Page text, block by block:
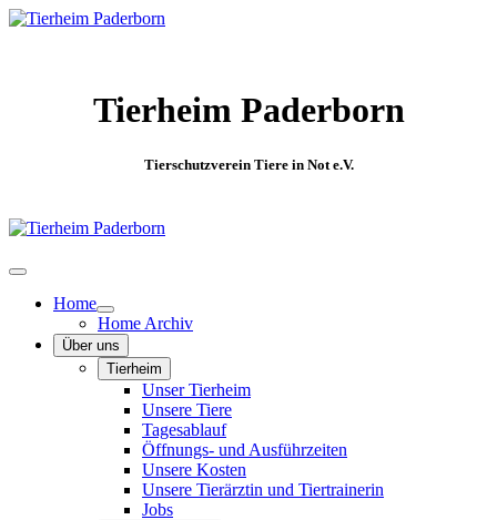
Tierheim Paderborn
Tierschutzverein Tiere in Not e.V.
Home
Home Archiv
Über uns
Tierheim
Unser Tierheim
Unsere Tiere
Tagesablauf
Öffnungs- und Ausführzeiten
Unsere Kosten
Unsere Tierärztin und Tiertrainerin
Jobs